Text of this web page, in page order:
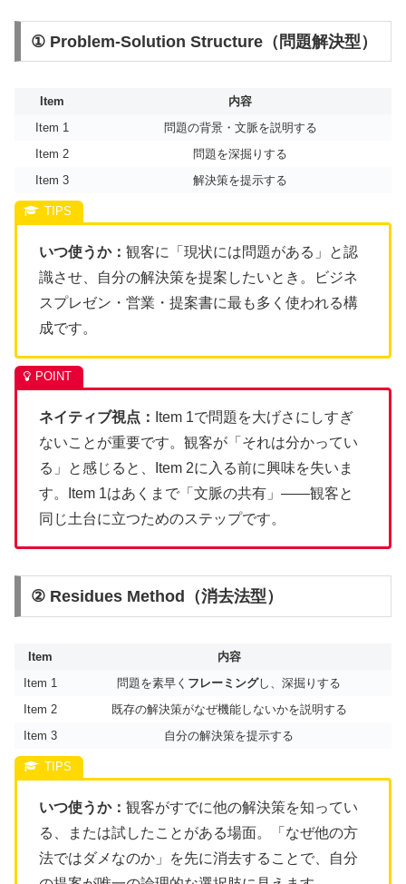
① Problem-Solution Structure（問題解決型）
Item
内容
Item 1
問題の背景・文脈を説明する
Item 2
問題を深掘りする
Item 3
解決策を提示する
いつ使うか： 観客に「現状には問題がある」と認
識させ、自分の解決策を提案したいとき。ビジネ
スプレゼン・営業・提案書に最も多く使われる構
成です。
ネイティブ視点： Item 1で問題を大げさにしすぎ
ないことが重要です。観客が「それは分かってい
る」と感じると、Item 2に入る前に興味を失いま
す。Item 1はあくまで「文脈の共有」——観客と
同じ土台に立つためのステップです。
② Residues Method（消去法型）
Item
内容
Item 1
問題を素早く フレーミングし、深掘りする
Item 2
既存の解決策がなぜ機能しないかを説明する
Item 3
自分の解決策を提示する
いつ使うか： 観客がすでに他の解決策を知ってい
る、または試したことがある場面。「なぜ他の方
法ではダメなのか」を先に消去することで、自分